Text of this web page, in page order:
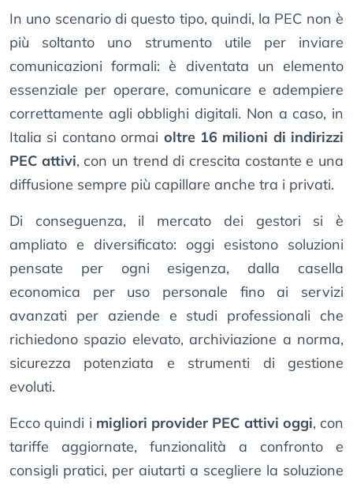
In uno scenario di questo tipo, quindi, la PEC non è
più soltanto uno strumento utile per inviare
comunicazioni formali: è diventata un elemento
essenziale per operare, comunicare e adempiere
correttamente agli obblighi digitali. Non a caso, in
Italia si contano ormai oltre 16 milioni di indirizzi
PEC attivi, con un trend di crescita costante e una
diffusione sempre più capillare anche tra i privati.
Di conseguenza, il mercato dei gestori si è
ampliato e diversificato: oggi esistono soluzioni
pensate per ogni esigenza, dalla casella
economica per uso personale fino ai servizi
avanzati per aziende e studi professionali che
richiedono spazio elevato, archiviazione a norma,
sicurezza potenziata e strumenti di gestione
evoluti.
Ecco quindi i migliori provider PEC attivi oggi, con
tariffe aggiornate, funzionalità a confronto e
consigli pratici, per aiutarti a scegliere la soluzione